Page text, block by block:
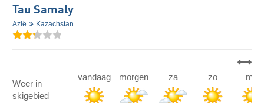
Tau Samaly
Azië Kazachstan
Weer in
skigebied
vandaag morgen za zo ma